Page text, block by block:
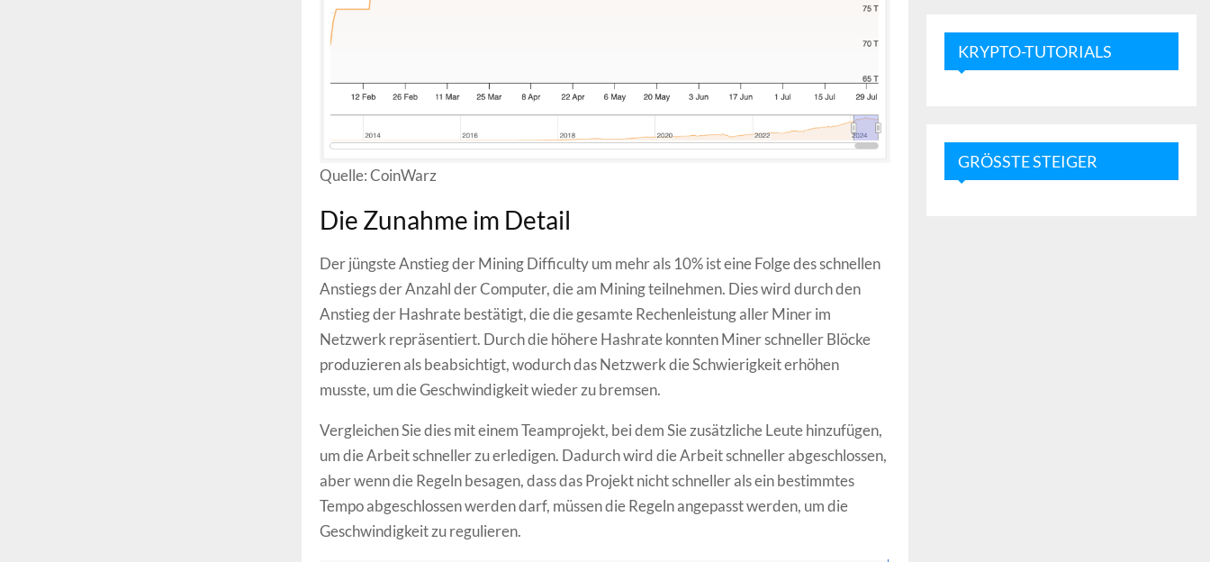
Quelle: CoinWarz
Die Zunahme im Detail
Der jüngste Anstieg der Mining Difficulty um mehr als 10% ist eine Folge des schnellen
Anstiegs der Anzahl der Computer, die am Mining teilnehmen. Dies wird durch den
Anstieg der Hashrate bestätigt, die die gesamte Rechenleistung aller Miner im
Netzwerk repräsentiert. Durch die höhere Hashrate konnten Miner schneller Blöcke
produzieren als beabsichtigt, wodurch das Netzwerk die Schwierigkeit erhöhen
musste, um die Geschwindigkeit wieder zu bremsen.
Vergleichen Sie dies mit einem Teamprojekt, bei dem Sie zusätzliche Leute hinzufügen,
um die Arbeit schneller zu erledigen. Dadurch wird die Arbeit schneller abgeschlossen,
aber wenn die Regeln besagen, dass das Projekt nicht schneller als ein bestimmtes
Tempo abgeschlossen werden darf, müssen die Regeln angepasst werden, um die
Geschwindigkeit zu regulieren.
KRYPTO-TUTORIALS
GRÖSSTE STEIGER